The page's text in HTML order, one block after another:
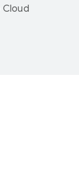
Cloud